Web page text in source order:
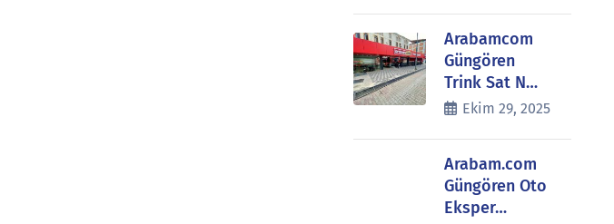
Arabamcom
Güngören
Trink Sat N…
Ekim 29, 2025
Arabam.com
Güngören Oto
Eksper…